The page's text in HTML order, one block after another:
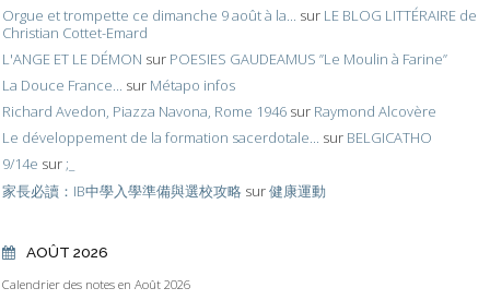
Orgue et trompette ce dimanche 9 août à la... sur LE BLOG LITTÉRAIRE de
Christian Cottet-Emard
L'ANGE ET LE DÉMON sur POESIES GAUDEAMUS ”Le Moulin à Farine”
La Douce France... sur Métapo infos
Richard Avedon, Piazza Navona, Rome 1946 sur Raymond Alcovère
Le développement de la formation sacerdotale... sur BELGICATHO
9/14e sur ;_
家長必讀：IB中學入學準備與選校攻略 sur健康運動
AOÛT 2026
Calendrier des notes en Août 2026